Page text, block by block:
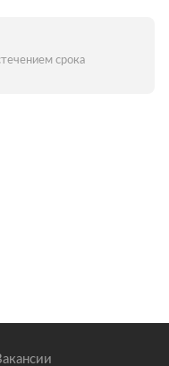
срока